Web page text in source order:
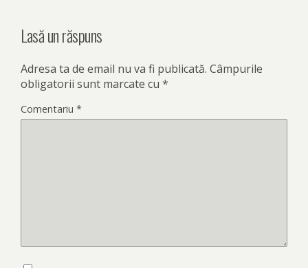
Lasă un răspuns
Adresa ta de email nu va fi publicată. Câmpurile
obligatorii sunt marcate cu *
Comentariu *